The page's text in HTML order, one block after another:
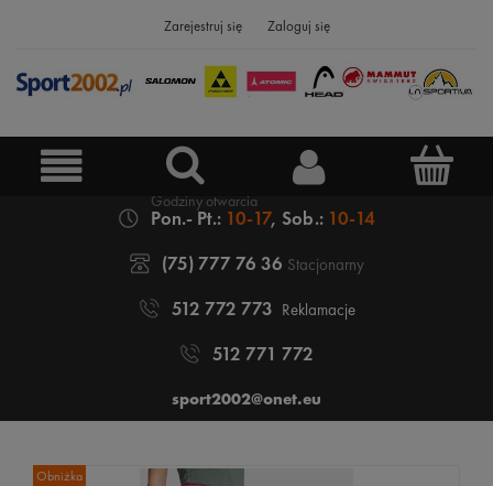
Zarejestruj się Zaloguj się
Pon.- Pt.: 10-17, Sob.: 10-14
(75) 777 76 36 Stacjonarny
512 772 773 Reklamacje
512 771 772
sport2002@onet.eu
Obniżka